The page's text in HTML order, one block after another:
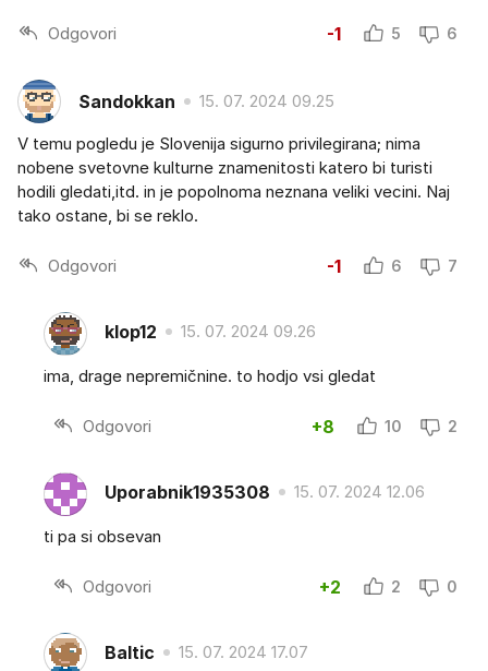
Odgovori -1 5 6
Sandokkan 15. 07. 2024 09.25
V temu pogledu je Slovenija sigurno privilegirana; nima
nobene svetovne kulturne znamenitosti katero bi turisti
hodili gledati,itd. in je popolnoma neznana veliki vecini. Naj
tako ostane, bi se reklo.
Odgovori -1 6 7
klop12 15. 07. 2024 09.26
ima, drage nepremičnine. to hodjo vsi gledat
Odgovori +8 10 2
Uporabnik1935308 15. 07. 2024 12.06
ti pa si obsevan
Odgovori +2 2 0
Baltic 15. 07. 2024 17.07